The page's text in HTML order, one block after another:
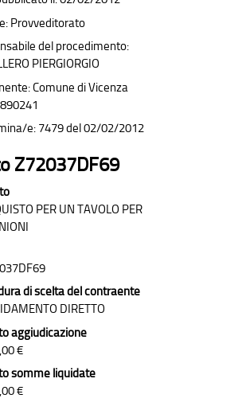
Provveditorato
del procedimento:
PIERGIORGIO
Comune di Vicenza
e: 7479 del 02/02/2012
Z72037DF69
PER UN TAVOLO PER
di scelta del contraente
DIRETTO
aggiudicazione
€
somme liquidate
€